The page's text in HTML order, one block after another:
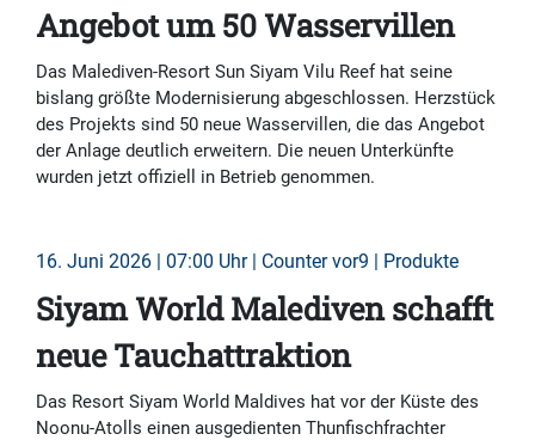
Angebot um 50 Wasservillen
Das Malediven-Resort Sun Siyam Vilu Reef hat seine
bislang größte Modernisierung abgeschlossen. Herzstück
des Projekts sind 50 neue Wasservillen, die das Angebot
der Anlage deutlich erweitern. Die neuen Unterkünfte
wurden jetzt offiziell in Betrieb genommen.
16. Juni 2026 | 07:00 Uhr | Counter vor9 | Produkte
Siyam World Malediven schafft
neue Tauchattraktion
Das Resort Siyam World Maldives hat vor der Küste des
Noonu-Atolls einen ausgedienten Thunfischfrachter